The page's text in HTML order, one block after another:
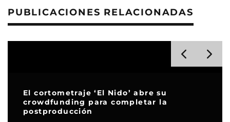
PUBLICACIONES RELACIONADAS
El cortometraje ‘El Nido’ abre su
crowdfunding para completar la
postproducción